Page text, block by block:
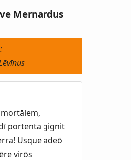
Mernardus
portenta gignit
Usque adeō
virōs